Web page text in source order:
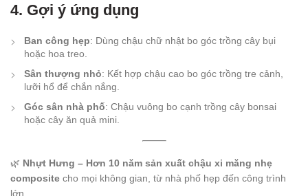
4. Gợi ý ứng dụng
Ban công hẹp: Dùng chậu chữ nhật bo góc trồng cây bụi
hoặc hoa treo.
Sân thượng nhỏ: Kết hợp chậu cao bo góc trồng tre cảnh,
lưỡi hổ để chắn nắng.
Góc sân nhà phố: Chậu vuông bo cạnh trồng cây bonsai
hoặc cây ăn quả mini.
🌿 Nhựt Hưng – Hơn 10 năm sản xuất chậu xi măng nhẹ
composite cho mọi không gian, từ nhà phố hẹp đến công trình
lớn.